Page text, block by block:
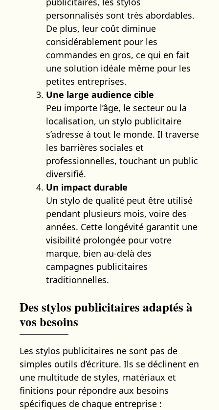
personnalisés sont très abordables.
De plus, leur coût diminue
considérablement pour les
commandes en gros, ce qui en fait
une solution idéale même pour les
petites entreprises.
Une large audience cible
Peu importe l’âge, le secteur ou la
localisation, un stylo publicitaire
s’adresse à tout le monde. Il traverse
les barrières sociales et
professionnelles, touchant un public
diversifié.
Un impact durable
Un stylo de qualité peut être utilisé
pendant plusieurs mois, voire des
années. Cette longévité garantit une
visibilité prolongée pour votre
marque, bien au-delà des
campagnes publicitaires
traditionnelles.
Des stylos publicitaires adaptés à
vos besoins
Les stylos publicitaires ne sont pas de
simples outils d’écriture. Ils se déclinent en
une multitude de styles, matériaux et
finitions pour répondre aux besoins
spécifiques de chaque entreprise :